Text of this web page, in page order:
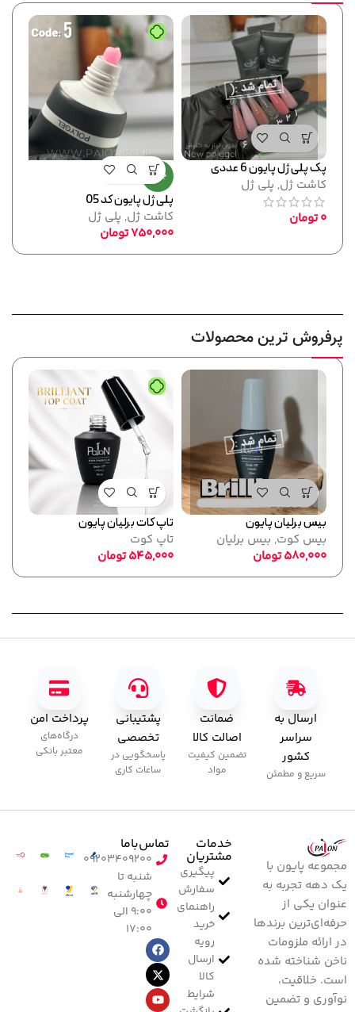
پک پلی ژل پایون 6 عددی
کاشت ژل, پلی ژل
0تومان
جدید
پلی ژل پایون کد 05
کاشت ژل, پلی ژل
750,000تومان
پرفروش ترین محصولات
بیس برلیان پایون
بیس کوت, بیس برلیان
580,000تومان
تاپ کات برلیان پایون
تاپ کوت
545,000تومان
ارسال به
سراسر
کشور
سریع و مطمئن
ضمانت
اصالت کالا
تضمین کیفیت
مواد
پشتیبانی
تخصصی
پاسخگویی در
ساعات کاری
پرداخت امن
درگاه‌های
معتبر بانکی
مجموعه پایون با
یک دهه تجربه به
عنوان یکی از
حرفه‌ای‌ترین برندها
در ارائه ملزومات
ناخن شناخته شده
است. خلاقیت،
نوآوری و تضمین
خدمات
مشتریان
پیگیری
سفارش
راهنمای
خرید
رویه
ارسال
کالا
شرایط
تماس‌با‌ما
۰۹۲۰۳۴۰۹۲۰۰
شنبه تا
چهارشنبه
۹:۰۰ الی
۱۷:۰۰